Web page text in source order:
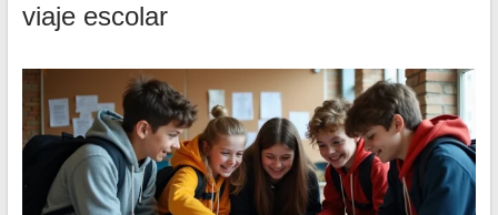
viaje escolar